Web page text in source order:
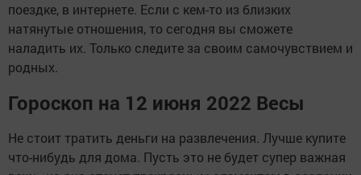
поездке, в интернете. Если с кем-то из близких
натянутые отношения, то сегодня вы сможете
наладить их. Только следите за своим самочувствием и
родных.
Гороскоп на 12 июня 2022 Весы
Не стоит тратить деньги на развлечения. Лучше купите
что-нибудь для дома. Пусть это не будет супер важная